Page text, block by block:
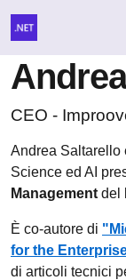
CEO -
Andrea Saltarello
Science ed AI
Management del
È co-autore di
for the
di articoli tecnici